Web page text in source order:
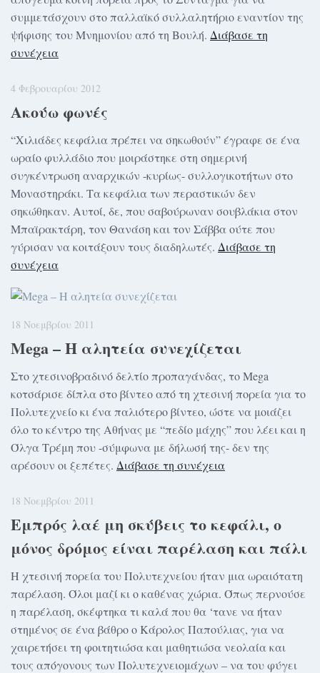
συμμετάσχουν στο παλλαϊκό συλλαλητήριο εναντίον της
ψήφισης του Μνημονίου από τη Βουλή. Διάβασε τη
συνέχεια
4 Φεβρουαρίου 2012
Ακούω φωνές
“Χιλιάδες κεφάλια πρέπει να σηκωθούν” έγραφε σε ένα
ωραίο φυλλάδιο που μοιράστηκε στη σημερινή
συγκέντρωση αναρχικών -κυρίως- συλλογικοτήτων στο
Μοναστηράκι. Τα κεφάλια των περαστικών δεν
σηκώθηκαν. Αυτοί, δε, που σαβούρωναν σουβλάκια στον
Μπαϊρακτάρη, τον Θανάση και τον Σάββα ούτε που
γύρισαν να κοιτάξουν τους διαδηλωτές. Διάβασε τη
συνέχεια
18 Νοεμβρίου 2011
Mega – Η αλητεία συνεχίζεται
Στο χτεσινοβραδινό δελτίο προπαγάνδας, το Mega
κοτσάρισε δίπλα στο βίντεο από τη χτεσινή πορεία για το
Πολυτεχνείο κι ένα παλιότερο βίντεο, ώστε να μοιάζει
όλο το κέντρο της Αθήνας με “πεδίο μάχης” που λέει και η
Όλγα Τρέμη που -σύμφωνα με δήλωσή της- δεν της
αρέσουν οι ξεπέτες. Διάβασε τη συνέχεια
18 Νοεμβρίου 2011
Εμπρός λαέ μη σκύβεις το κεφάλι, ο
μόνος δρόμος είναι παρέλαση και πάλι
Η χτεσινή πορεία του Πολυτεχνείου ήταν μια ωραιότατη
παρέλαση. Όλοι μαζί κι ο καθένας χώρια. Όπως περνούσε
η παρέλαση, σκέφτηκα τι καλά που θα ‘τανε να ήταν
στημένος σε ένα βάθρο ο Κάρολος Παπούλιας, για να
χαιρετήσει τη φοιτητιώσα και μαθητιώσα νεολαία και
τους απόγονους των Πολυτεχνειομάχων – να του φύγει